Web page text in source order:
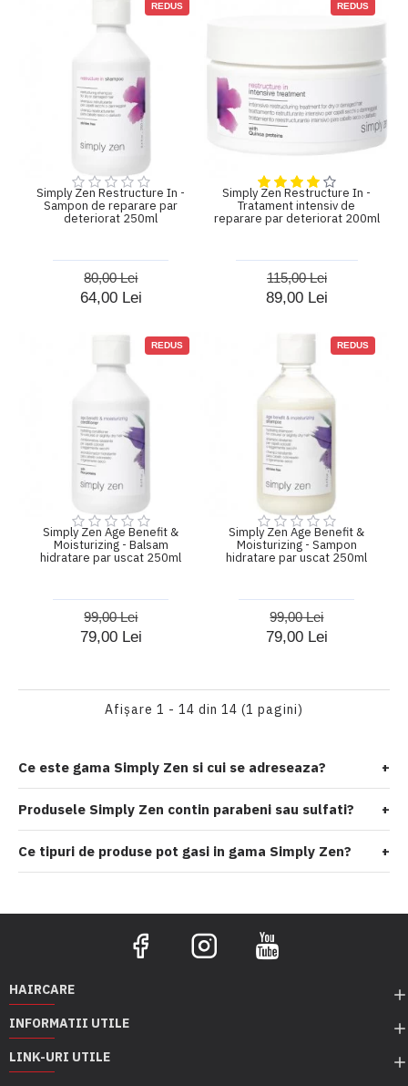
REDUS
Simply Zen Restructure In -
Sampon de reparare par
deteriorat 250ml
64,00 Lei
80,00 Lei
REDUS
Simply Zen Restructure In -
Tratament intensiv de
reparare par deteriorat 200ml
89,00 Lei
115,00 Lei
REDUS
Simply Zen Age Benefit &
Moisturizing - Balsam
hidratare par uscat 250ml
79,00 Lei
99,00 Lei
REDUS
Simply Zen Age Benefit &
Moisturizing - Sampon
hidratare par uscat 250ml
79,00 Lei
99,00 Lei
Afişare 1 - 14 din 14 (1 pagini)
Ce este gama Simply Zen si cui se adreseaza? +
Produsele Simply Zen contin parabeni sau sulfati? +
Ce tipuri de produse pot gasi in gama Simply Zen? +
HAIRCARE
INFORMATII UTILE
LINK-URI UTILE